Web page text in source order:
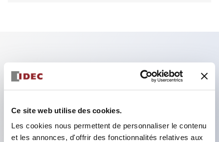
Ce site web utilise des cookies.
Les cookies nous permettent de personnaliser le contenu
et les annonces, d'offrir des fonctionnalités relatives aux
Assurez-vous de verrouiller la porte/la clé pendant
le fonctionnement de la machine.
Le retrait de la clé déverrouille la porte tout en
maintenant l'état de coupure des circuits de